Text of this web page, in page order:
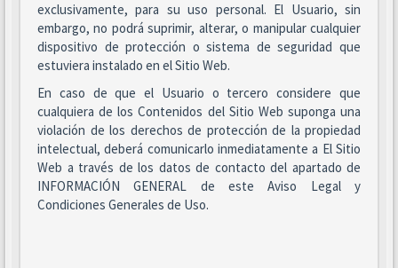
exclusivamente, para su uso personal. El Usuario, sin
embargo, no podrá suprimir, alterar, o manipular cualquier
dispositivo de protección o sistema de seguridad que
estuviera instalado en el Sitio Web.
En caso de que el Usuario o tercero considere que
cualquiera de los Contenidos del Sitio Web suponga una
violación de los derechos de protección de la propiedad
intelectual, deberá comunicarlo inmediatamente a El Sitio
Web a través de los datos de contacto del apartado de
INFORMACIÓN GENERAL de este Aviso Legal y
Condiciones Generales de Uso.